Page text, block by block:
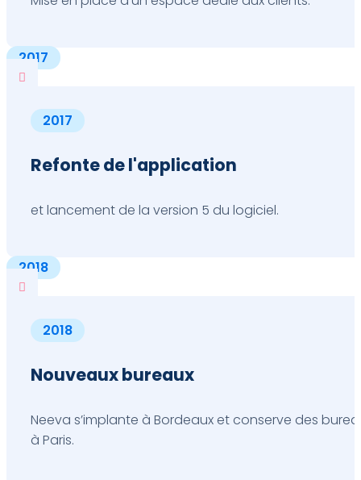
2017

2017
Refonte de l'application
et lancement de la version 5 du logiciel.
2018

2018
Nouveaux bureaux
Neeva s’implante à Bordeaux et conserve des
à Paris.